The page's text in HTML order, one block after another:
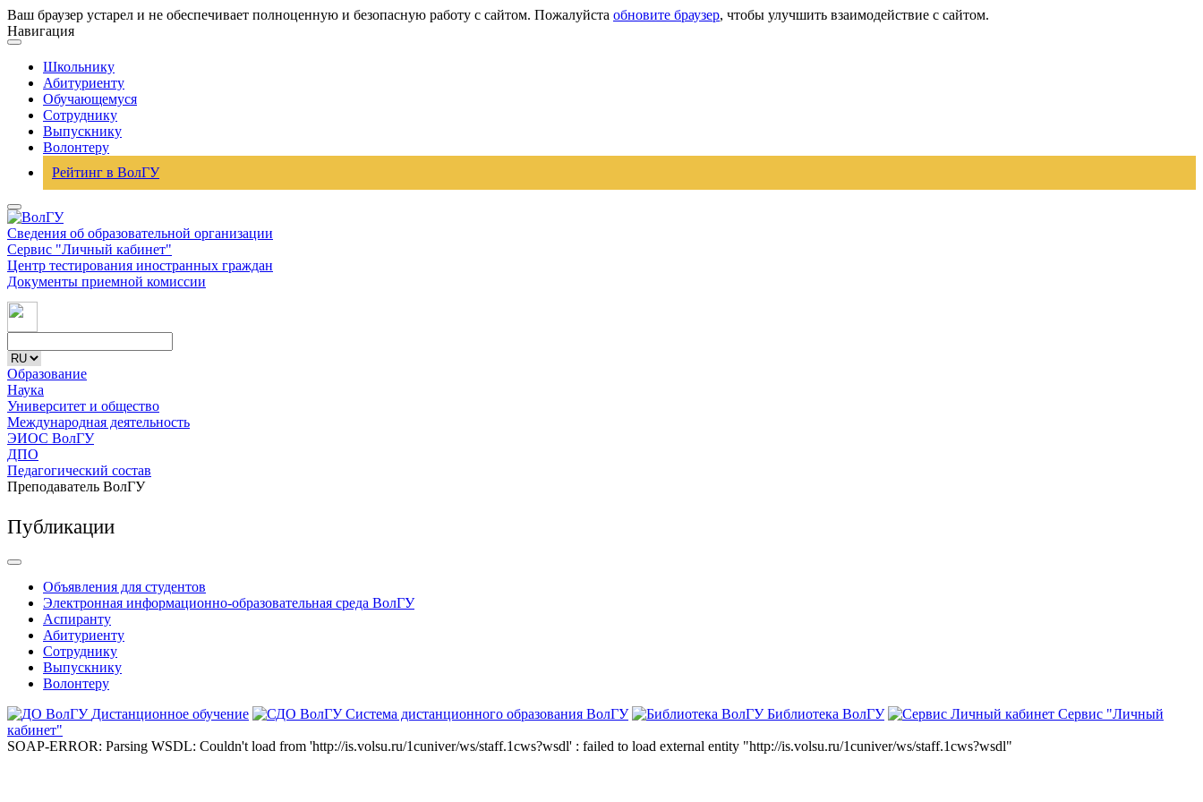
Ваш браузер устарел и не обеспечивает полноценную и безопасную работу с сайтом. Пожалуйста обновите браузер, чтобы улучшить взаимодействие с сайтом.
Навигация
Школьнику
Абитуриенту
Обучающемуся
Сотруднику
Выпускнику
Волонтеру
Рейтинг в ВолГУ
Сведения об образовательной организации
Сервис "Личный кабинет"
Центр тестирования иностранных граждан
Документы приемной комиссии
Образование
Наука
Университет и общество
Международная деятельность
ЭИОС ВолГУ
ДПО
Педагогический состав
Преподаватель ВолГУ
Публикации
Объявления для студентов
Электронная информационно-образовательная среда ВолГУ
Аспиранту
Абитуриенту
Сотруднику
Выпускнику
Волонтеру
Дистанционное обучение
Система дистанционного образования ВолГУ Библиотека ВолГУ
Сервис "Личный
кабинет"
SOAP-ERROR: Parsing WSDL: Couldn't load from 'http://is.volsu.ru/1cuniver/ws/staff.1cws?wsdl' : failed to load external entity "http://is.volsu.ru/1cuniver/ws/staff.1cws?wsdl"